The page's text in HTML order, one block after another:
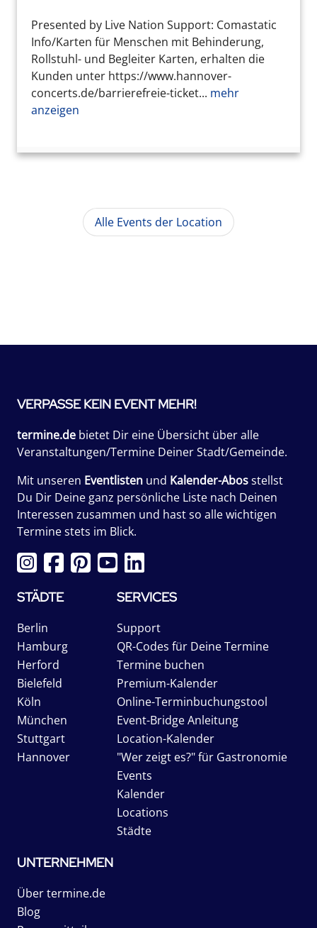
Presented by Live Nation Support: Comastatic
Info/Karten für Menschen mit Behinderung,
Rollstuhl- und Begleiter Karten, erhalten die
Kunden unter https://www.hannover-
concerts.de/barrierefreie-ticket... mehr
anzeigen
Alle Events der Location
VERPASSE KEIN EVENT MEHR!
termine.de bietet Dir eine Übersicht über alle
Veranstaltungen/Termine Deiner Stadt/Gemeinde.
Mit unseren Eventlisten und Kalender-Abosstellst
Du Dir Deine ganz persönliche Liste nach Deinen
Interessen zusammen und hast so alle wichtigen
Termine stets im Blick.
STÄDTE
Berlin
Hamburg
Herford
Bielefeld
Köln
München
Stuttgart
Hannover
SERVICES
Support
QR-Codes für Deine Termine
Termine buchen
Premium-Kalender
Online-Terminbuchungstool
Event-Bridge Anleitung
Location-Kalender
"Wer zeigt es?" für Gastronomie
Events
Kalender
Locations
Städte
UNTERNEHMEN
Über termine.de
Blog